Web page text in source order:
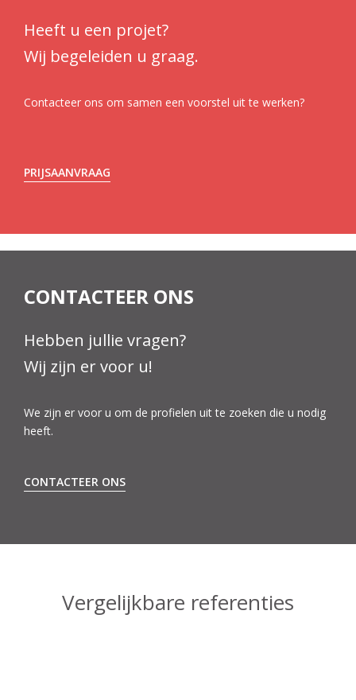
Heeft u een projet?
Wij begeleiden u graag.
Contacteer ons om samen een voorstel uit te werken?
PRIJSAANVRAAG
CONTACTEER ONS
Hebben jullie vragen?
Wij zijn er voor u!
We zijn er voor u om de profielen uit te zoeken die u nodig
heeft.
CONTACTEER ONS
Vergelijkbare referenties